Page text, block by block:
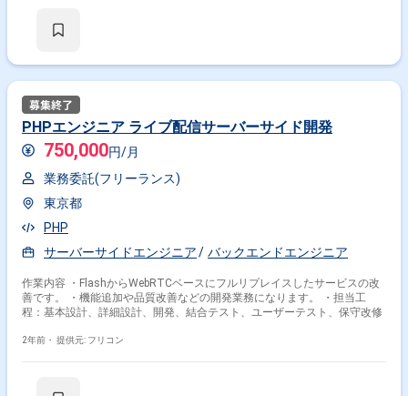
PHPエンジニア ライブ配信サーバーサイド開発
750,000円/月
業務委託(フリーランス)
東京都
PHP
サーバーサイドエンジニア
バックエンドエンジニア
作業内容 ・FlashからWebRTCベースにフルリプレイスしたサービスの改
善です。 ・機能追加や品質改善などの開発業務になります。 ・担当工
程：基本設計、詳細設計、開発、結合テスト、ユーザーテスト、保守改修
2年前・ 提供元: フリコン